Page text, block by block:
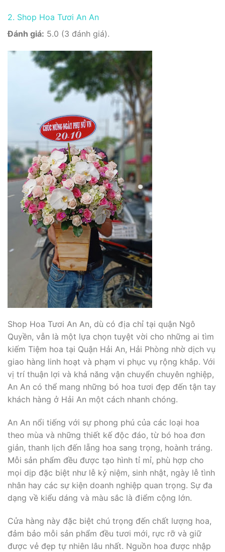
2. Shop Hoa Tươi An An
Đánh giá: 5.0 (3 đánh giá).
Shop Hoa Tươi An An, dù có địa chỉ tại quận Ngô
Quyền, vẫn là một lựa chọn tuyệt vời cho những ai tìm
kiếm Tiệm hoa tại Quận Hải An, Hải Phòng nhờ dịch vụ
giao hàng linh hoạt và phạm vi phục vụ rộng khắp. Với
vị trí thuận lợi và khả năng vận chuyển chuyên nghiệp,
An An có thể mang những bó hoa tươi đẹp đến tận tay
khách hàng ở Hải An một cách nhanh chóng.
An An nổi tiếng với sự phong phú của các loại hoa
theo mùa và những thiết kế độc đáo, từ bó hoa đơn
giản, thanh lịch đến lẵng hoa sang trọng, hoành tráng.
Mỗi sản phẩm đều được tạo hình tỉ mỉ, phù hợp cho
mọi dịp đặc biệt như lễ kỷ niệm, sinh nhật, ngày lễ tình
nhân hay các sự kiện doanh nghiệp quan trọng. Sự đa
dạng về kiểu dáng và màu sắc là điểm cộng lớn.
Cửa hàng này đặc biệt chú trọng đến chất lượng hoa,
đảm bảo mỗi sản phẩm đều tươi mới, rực rỡ và giữ
được vẻ đẹp tự nhiên lâu nhất. Nguồn hoa được nhập